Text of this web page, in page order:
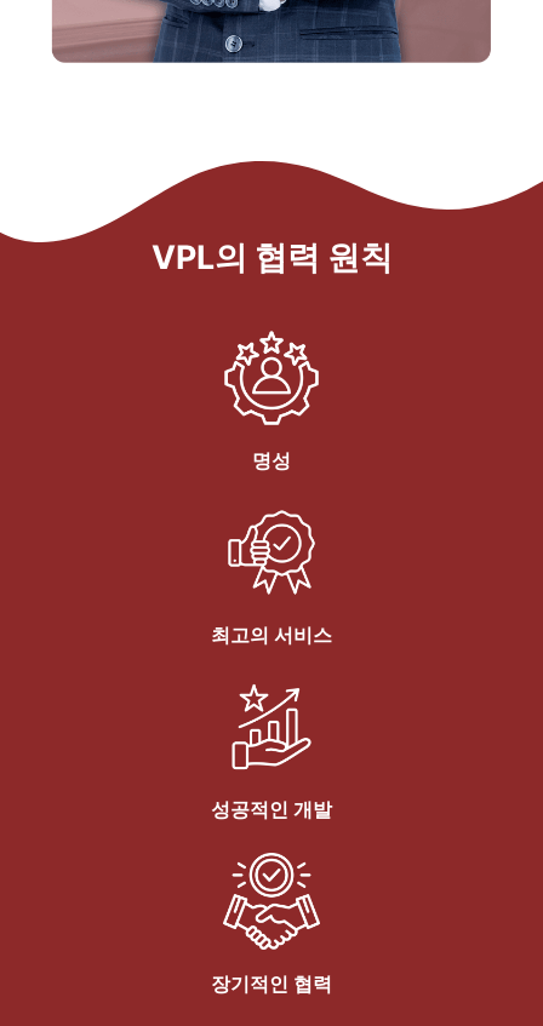
VPL의 협력 원칙
명성
최고의 서비스
성공적인 개발
장기적인 협력